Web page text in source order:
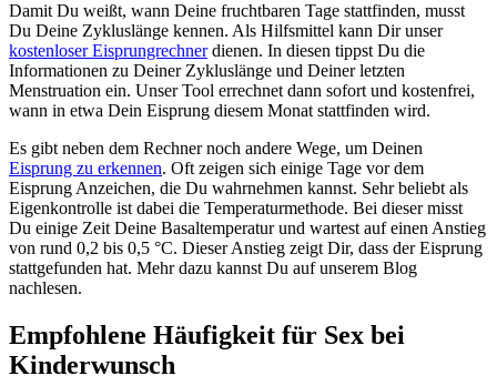
Damit Du weißt, wann Deine fruchtbaren Tage stattfinden, musst
Du Deine Zykluslänge kennen. Als Hilfsmittel kann Dir unser
kostenloser Eisprungrechnerdienen. In diesen tippst Du die
Informationen zu Deiner Zykluslänge und Deiner letzten
Menstruation ein. Unser Tool errechnet dann sofort und kostenfrei,
wann in etwa Dein Eisprung diesem Monat stattfinden wird.
Es gibt neben dem Rechner noch andere Wege, um Deinen
Eisprung zu erkennen. Oft zeigen sich einige Tage vor dem
Eisprung Anzeichen, die Du wahrnehmen kannst. Sehr beliebt als
Eigenkontrolle ist dabei die Temperaturmethode. Bei dieser misst
Du einige Zeit Deine Basaltemperatur und wartest auf einen Anstieg
von rund 0,2 bis 0,5 °C. Dieser Anstieg zeigt Dir, dass der Eisprung
stattgefunden hat. Mehr dazu kannst Du auf unserem Blog
nachlesen.
Empfohlene Häufigkeit für Sex bei
Kinderwunsch